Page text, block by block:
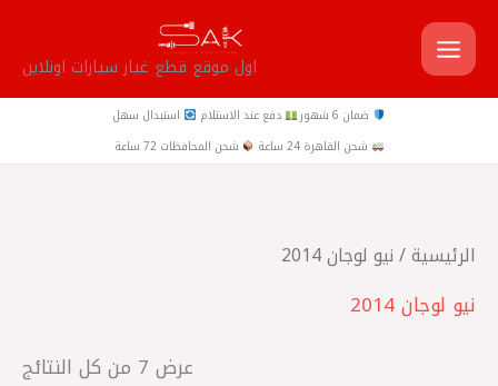
تخطي
إلى
المحتوى
اول موقع قطع غيار سيارات اونلاين
ضمان 6 شهور دفع عند الاستلام
استبدال سهل
شحن القاهرة 24 ساعة
شحن المحافظات 72 ساعة
الرئيسية/ نيو لوجان 2014
نيو لوجان 2014
عرض ⁦7⁩ من كل النتائج